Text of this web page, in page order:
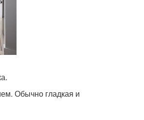
Обычно гладкая и